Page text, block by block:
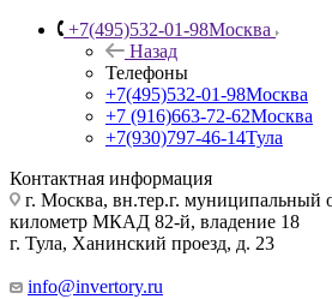
+7(495)532-01-98Москва
Назад
Телефоны
+7(495)532-01-98Москва
+7 (916)663-72-62Москва
+7(930)797-46-14Тула
Контактная информация
г. Москва, вн.тер.г. муниципальный
километр МКАД 82-й, владение 18
г. Тула, Ханинский проезд, д. 23
info@invertory.ru